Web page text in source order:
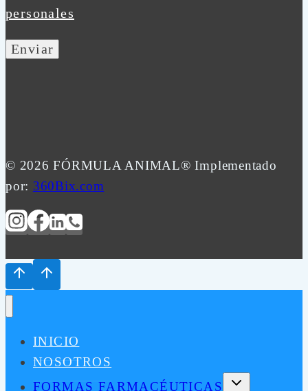
personales
© 2026 FÓRMULA ANIMAL® Implementado
por: 360Bix.com
INICIO
NOSOTROS
FORMAS FARMACÉUTICAS
Alternar